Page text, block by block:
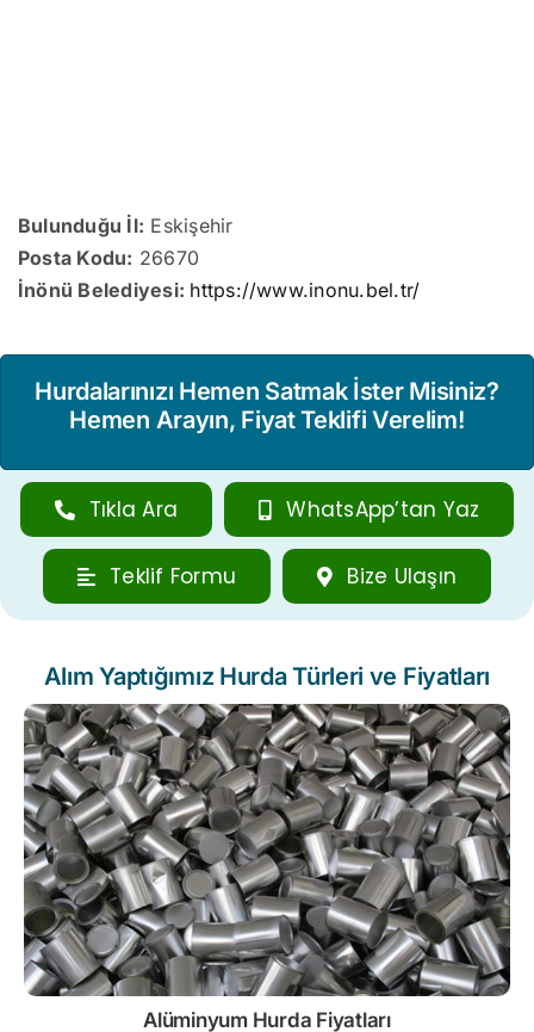
Bulunduğu İl: Eskişehir
Posta Kodu: 26670
İnönü Belediyesi: https://www.inonu.bel.tr/
Hurdalarınızı Hemen Satmak İster Misiniz?
Hemen Arayın, Fiyat Teklifi Verelim!
Tıkla Ara WhatsApp’tan Yaz
Teklif Formu Bize Ulaşın
Alım Yaptığımız Hurda Türleri ve Fiyatları
Alüminyum Hurda Fiyatları